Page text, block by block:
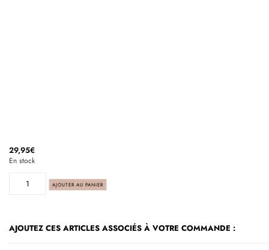
29,95€
En stock
AJOUTER AU PANIER
AJOUTEZ CES ARTICLES ASSOCIÉS À VOTRE COMMANDE :